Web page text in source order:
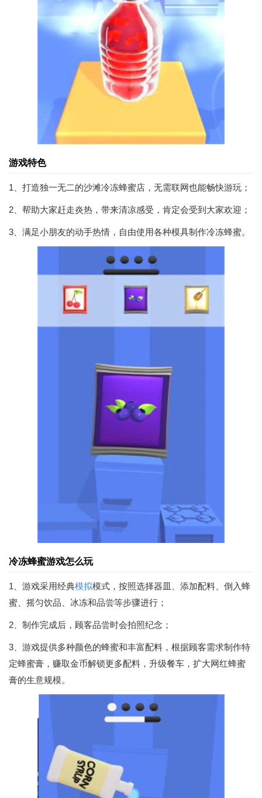
游戏特色
1、打造独一无二的沙滩冷冻蜂蜜店，无需联网也能畅快游玩；
2、帮助大家赶走炎热，带来清凉感受，肯定会受到大家欢迎；
3、满足小朋友的动手热情，自由使用各种模具制作冷冻蜂蜜。
冷冻蜂蜜游戏怎么玩
1、游戏采用经典模拟模式，按照选择器皿、添加配料、倒入蜂
蜜、摇匀饮品、冰冻和品尝等步骤进行；
2、制作完成后，顾客品尝时会拍照纪念；
3、游戏提供多种颜色的蜂蜜和丰富配料，根据顾客需求制作特
定蜂蜜膏，赚取金币解锁更多配料，升级餐车，扩大网红蜂蜜
膏的生意规模。